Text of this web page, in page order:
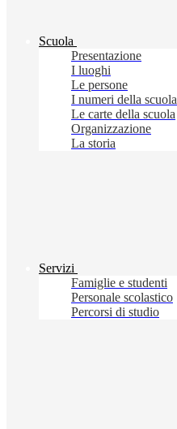
Scuola
Presentazione
I luoghi
Le persone
I numeri della scuola
Le carte della scuola
Organizzazione
La storia
Servizi
Famiglie e studenti
Personale scolastico
Percorsi di studio